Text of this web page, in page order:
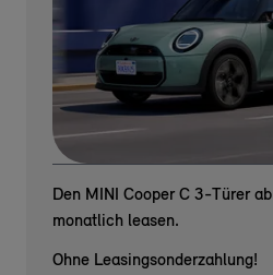
Den MINI Cooper C 3-Türer ab
monatlich leasen.
Ohne Leasingsonderzahlung!